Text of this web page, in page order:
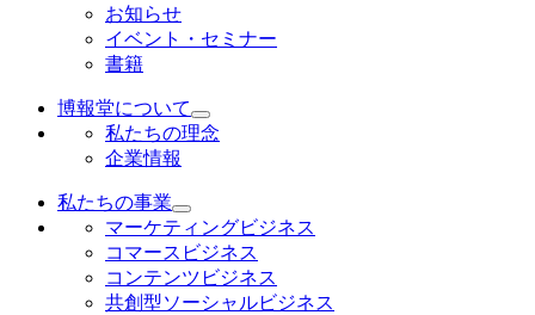
お知らせ
イベント・セミナー
書籍
博報堂について
私たちの理念
企業情報
私たちの事業
マーケティングビジネス
コマースビジネス
コンテンツビジネス
共創型ソーシャルビジネス